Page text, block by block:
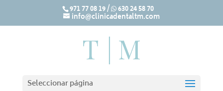
971 77 08 19/ 630 24 58 70
info@clinicadentaltm.com
Seleccionar página